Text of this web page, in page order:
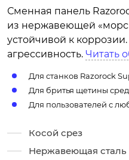
Сменная панель
из нержавеющей
устойчивой к
агрессивность. Читать
Для станков Razorock
Для бритья щетины
Для пользователей с
Косой срез
Нержавеющая сталь